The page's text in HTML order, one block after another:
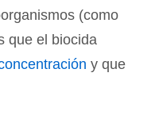
(como
que el biocida
y que